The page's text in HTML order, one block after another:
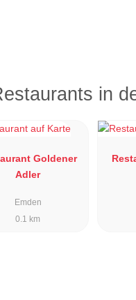
in
Goldener
Adler
Emden
0.1 km